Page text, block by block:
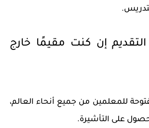
إن كنت مقيمًا خارج
للمعلمين من جميع أنحاء العالم،
على التأشيرة.